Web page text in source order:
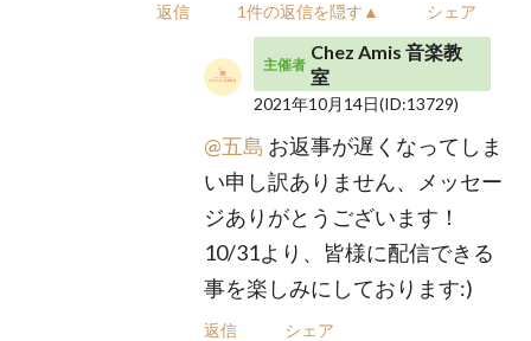
返信 1件の返信を隠す▲ シェア
主催者
Chez Amis 音楽教
室
2021年10月14日(ID:13729)
@五島 お返事が遅くなってしま
い申し訳ありません、メッセー
ジありがとうございます！
10/31より、皆様に配信できる
事を楽しみにしております:)
返信 シェア